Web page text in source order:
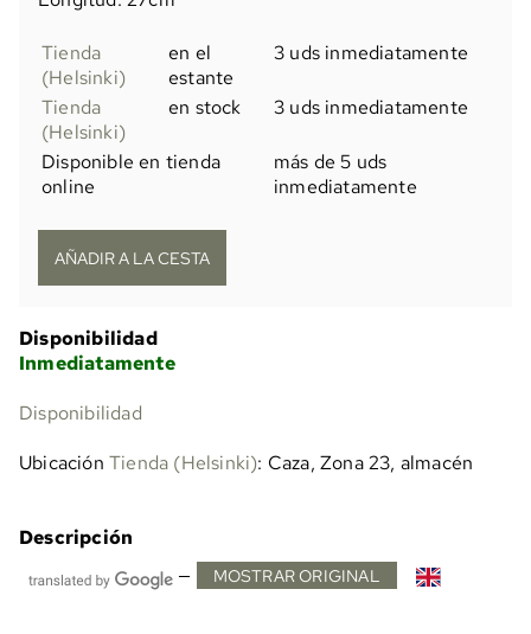
Tienda
(Helsinki)
en el
estante
3 uds inmediatamente
Tienda
(Helsinki)
en stock 3 uds inmediatamente
Disponible en tienda
online
más de 5 uds
inmediatamente
Disponibilidad
Inmediatamente
Disponibilidad
Ubicación Tienda (Helsinki): Caza, Zona 23, almacén
Descripción
—
MOSTRAR ORIGINAL